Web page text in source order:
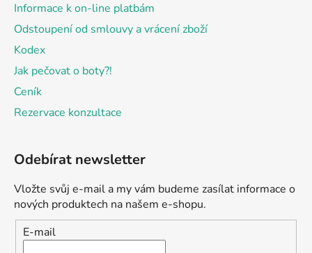
Informace k on-line platbám
Odstoupení od smlouvy a vrácení zboží
Kodex
Jak pečovat o boty?!
Ceník
Rezervace konzultace
Odebírat newsletter
Vložte svůj e-mail a my vám budeme zasílat informace o
nových produktech na našem e-shopu.
E-mail